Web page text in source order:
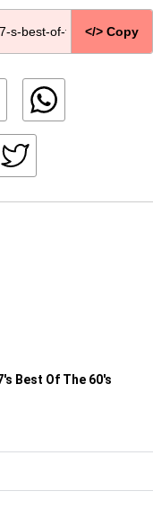
</> Copy
Best Of The 60's